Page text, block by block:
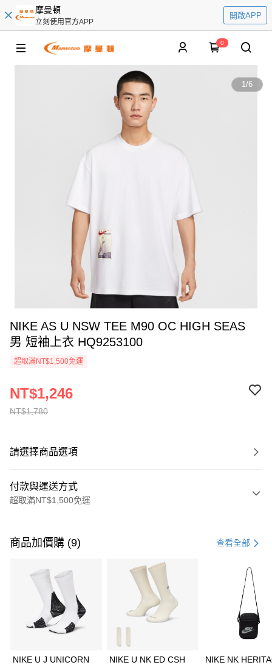
摩曼頓
立刻使用官方APP
開啟APP
0
1/6
NIKE AS U NSW TEE M90 OC HIGH SEAS
男 短袖上衣 HQ9253100
超取滿NT$1,500免運
NT$1,780
NT$1,246
請選擇商品選項
付款與運送方式
超取滿NT$1,500免運
信用卡一次付款
3 期 0 利率 每期 21家銀行
合作金庫商業銀行
第一商業銀行
華南商業銀行
彰化商業銀行
上海商業儲蓄銀行
Apple Pay
商品加價購 (9) 查看全部
NIKE U J UNICORN
NIKE U NK ED CSH
NIKE NK